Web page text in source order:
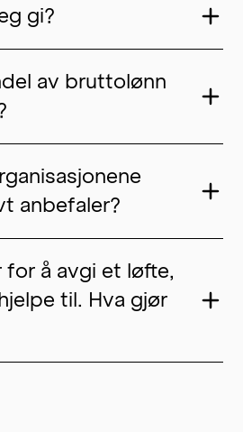
gi til veldedighet?
gi?
av bruttolønn
anbefaler?
for å avgi et løfte,
til. Hva gjør